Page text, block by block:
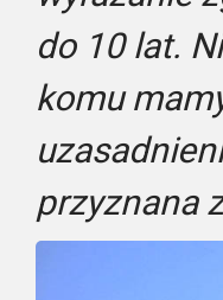
do 10 lat.
komu
przyznana